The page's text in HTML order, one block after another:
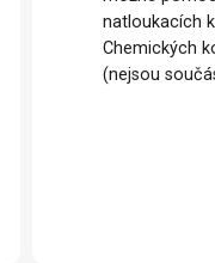
natloukacích
Chemických
(nejsou